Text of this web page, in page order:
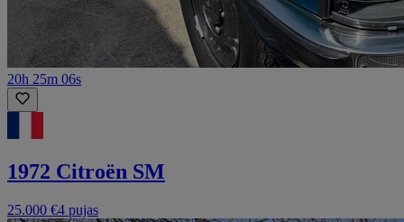
20h 25m 06s
1972 Citroën SM
25.000 €4 pujas